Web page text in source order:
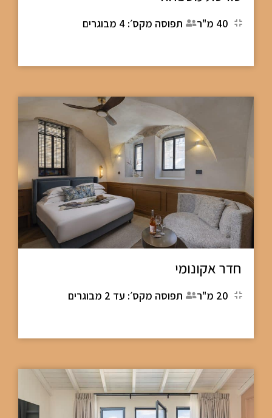
40 מ"ר תפוסה מקס׳: 4 מבוגרים
חדר אקונומי
20 מ"ר תפוסה מקס׳: עד 2 מבוגרים